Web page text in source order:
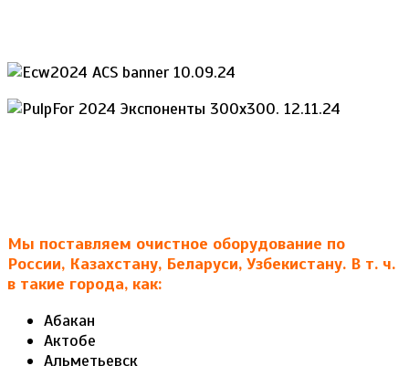
Мы поставляем очистное оборудование по
России, Казахстану, Беларуси, Узбекистану. В т. ч.
в такие города, как:
Абакан
Актобе
Альметьевск